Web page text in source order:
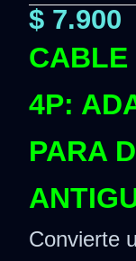
$ 7.900
CABLE
4P:
PARA
Convierte